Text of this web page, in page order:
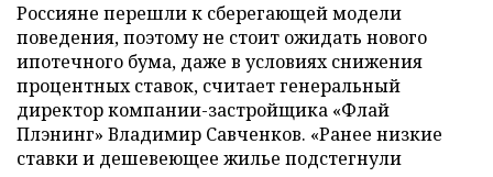
Россияне перешли к сберегающей модели
поведения, поэтому не стоит ожидать нового
ипотечного бума, даже в условиях снижения
процентных ставок, считает генеральный
директор компании-застройщика «Флай
Плэнинг» Владимир Савченков. «Ранее низкие
ставки и дешевеющее жилье подстегнули